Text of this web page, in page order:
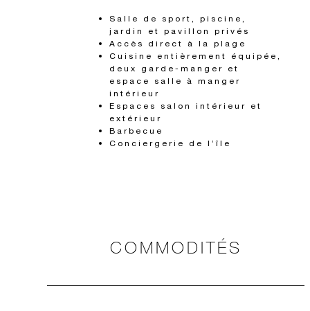
Salle de sport, piscine,
jardin et pavillon privés
Accès direct à la plage
Cuisine entièrement équipée,
deux garde-manger et
espace salle à manger
intérieur
Espaces salon intérieur et
extérieur
Barbecue
Conciergerie de l’île
COMMODITÉS